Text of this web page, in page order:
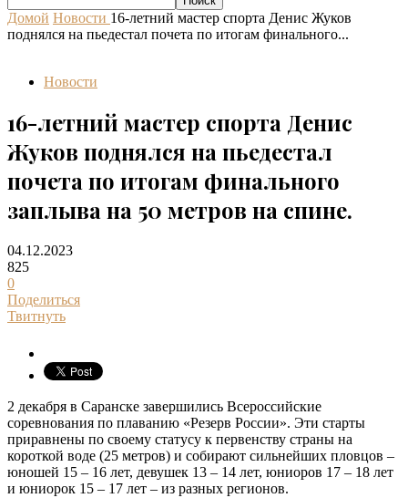
Домой Новости 16-летний мастер спорта Денис Жуков
поднялся на пьедестал почета по итогам финального...
Новости
16-летний мастер спорта Денис
Жуков поднялся на пьедестал
почета по итогам финального
заплыва на 50 метров на спине.
04.12.2023
825
0
Поделиться
Твитнуть
2 декабря в Саранске завершились Всероссийские
соревнования по плаванию «Резерв России». Эти старты
приравнены по своему статусу к первенству страны на
короткой воде (25 метров) и собирают сильнейших пловцов –
юношей 15 – 16 лет, девушек 13 – 14 лет, юниоров 17 – 18 лет
и юниорок 15 – 17 лет – из разных регионов.